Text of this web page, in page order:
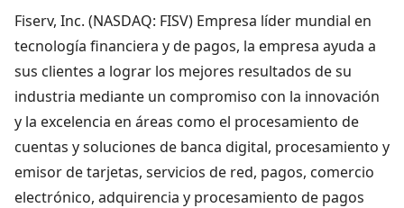
Fiserv, Inc. (NASDAQ: FISV) Empresa líder mundial en
tecnología financiera y de pagos, la empresa ayuda a
sus clientes a lograr los mejores resultados de su
industria mediante un compromiso con la innovación
y la excelencia en áreas como el procesamiento de
cuentas y soluciones de banca digital, procesamiento y
emisor de tarjetas, servicios de red, pagos, comercio
electrónico, adquirencia y procesamiento de pagos